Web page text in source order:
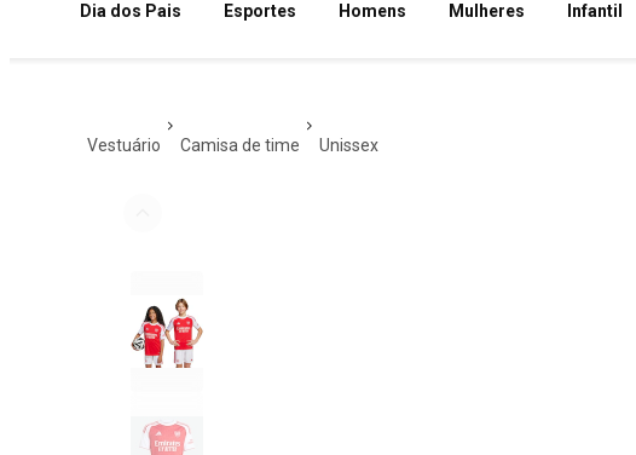
Dia dos Pais Esportes Homens Mulheres Infantil
vestuário camisa de time unissex